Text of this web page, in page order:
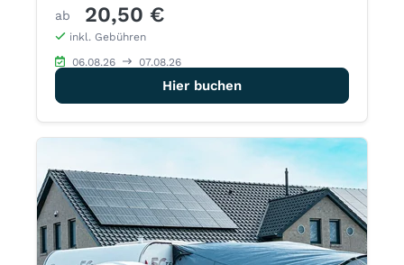
ab 20,50 €
inkl. Gebühren
06.08.26 07.08.26
Hier buchen